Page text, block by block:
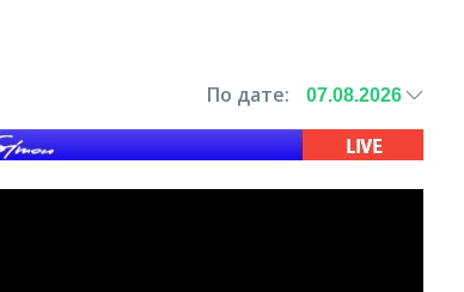
По дате: